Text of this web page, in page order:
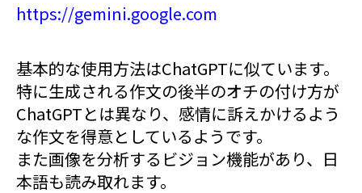
https://gemini.google.com
基本的な使用方法はChatGPTに似ています。
特に生成される作文の後半のオチの付け方が
ChatGPTとは異なり、感情に訴えかけるよう
な作文を得意としているようです。
また画像を分析するビジョン機能があり、日
本語も読み取れます。